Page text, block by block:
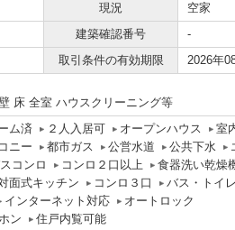
現況
空家
建築確認番号
-
取引条件の有効期限 2026年
床 全室 ハウスクリーニング等
ム済 ２人入居可 オープンハウス
室
ニー 都市ガス 公営水道 公共下水
コンロ コンロ２口以上
食器洗い乾燥
面式キッチン コンロ３口 バス・トイ
インターネット対応
オートロック
ン
住戸内覧可能